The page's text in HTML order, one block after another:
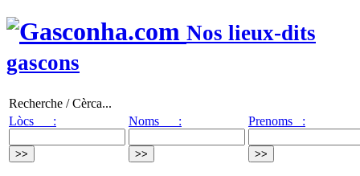
Nos lieux-dits
gascons
Recherche / Cèrca...
Lòcs :
Noms : Prenoms :